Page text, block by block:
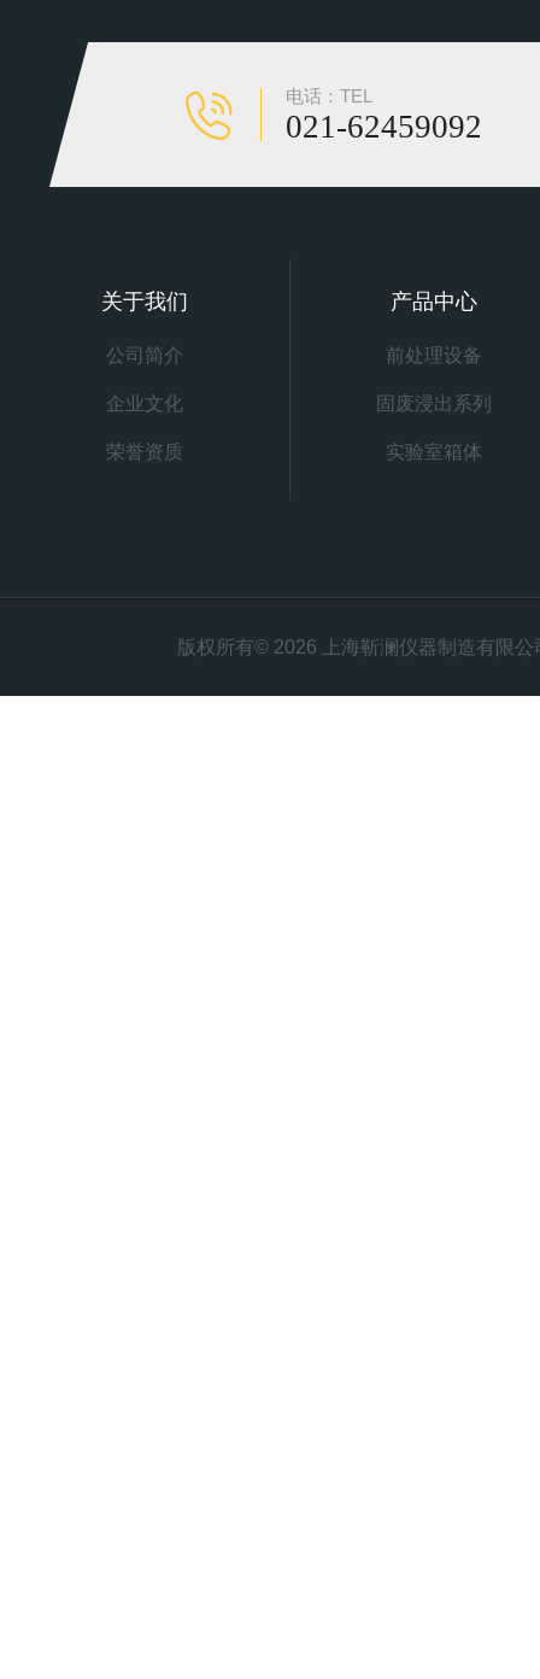
电话：TEL
021-62459092
关于我们
公司简介
企业文化
荣誉资质
产品中心
前处理设备
固废浸出系列
实验室箱体
版权所有© 2026 上海靳澜仪器制造有限